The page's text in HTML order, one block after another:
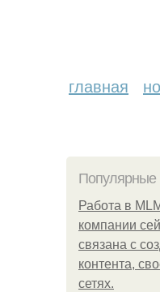
главная
Популярные
Работа в
компании
связана с
контента,
сетях.